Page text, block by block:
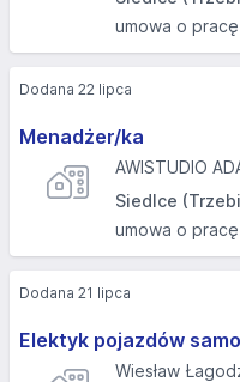
umowa o pracę
Menadżer/ka
AWISTUDIO
Siedlce
umowa o pracę
Dodana 22 lipca
Elektyk pojazdów
Wiesław
Dodana 21 lipca